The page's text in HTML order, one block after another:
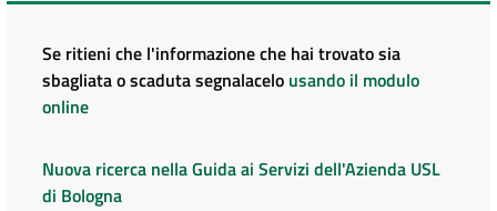
Se ritieni che l'informazione che hai trovato sia
sbagliata o scaduta segnalacelo usando il modulo
online
Nuova ricerca nella Guida ai Servizi dell'Azienda USL
di Bologna